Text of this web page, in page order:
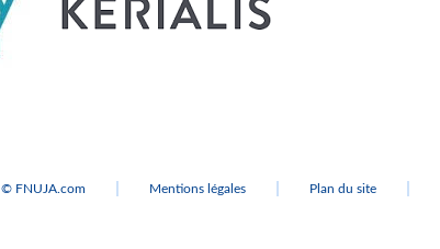
© FNUJA.com Mentions légales Plan du site